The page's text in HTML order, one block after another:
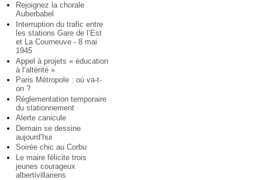
Rejoignez la chorale
Auberbabel
Interruption du trafic entre
les stations Gare de l’Est
et La Courneuve - 8 mai
1945
Appel à projets « éducation
à l’altérité »
Paris Métropole : où va-t-
on ?
Réglementation temporaire
du stationnement
Alerte canicule
Demain se dessine
aujourd’hui
Soirée chic au Corbu
Le maire félicite trois
jeunes courageux
albertivillariens